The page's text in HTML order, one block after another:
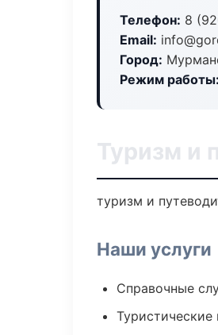
Телефон: 8
Email:
Город:
Режим работы:
Туризм и
туризм и
Наши услуги
Справочные